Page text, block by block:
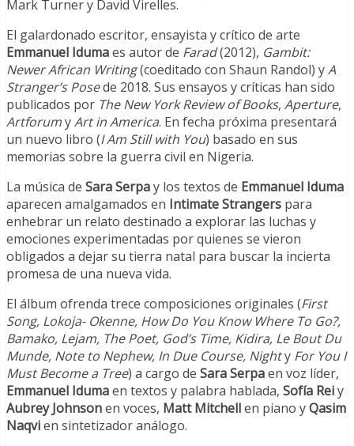
Mark Turner y David Virelles.
El galardonado escritor, ensayista y crítico de arte
Emmanuel Idumaes autor de Farad(2012), Gambit:
Newer African Writing(coeditado con Shaun Randol) yA
Stranger’s Posede 2018. Sus ensayos y críticas han sido
publicados por The New York Review of Books, Aperture,
ArtforumyArt in America. En fecha próxima presentará
un nuevo libro (I Am Still with You) basado en sus
memorias sobre la guerra civil en Nigeria.
La música de Sara Serpay los textos de Emmanuel Iduma
aparecen amalgamados en Intimate Strangers para
enhebrar un relato destinado a explorar las luchas y
emociones experimentadas por quienes se vieron
obligados a dejar su tierra natal para buscar la incierta
promesa de una nueva vida.
El álbum ofrenda trece composiciones originales (First
Song, Lokoja- Okenne, How Do You Know Where To Go?,
Bamako, Lejam, The Poet, God’s Time, Kidira, Le Bout Du
Munde, Note to Nephew, In Due Course, Nighty For You I
Must Become a Tree) a cargo de Sara Serpaen voz líder,
Emmanuel Idumaen textos y palabra hablada, Sofía Reiy
Aubrey Johnsonen voces, Matt Mitchellen piano yQasim
Naqvien sintetizador análogo.